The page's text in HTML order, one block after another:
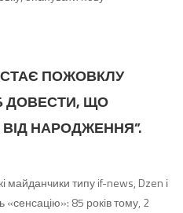
витримка, дисципліна та
завдання. Тут […]
ПОЖОВКЛУ
ДОВЕСТИ, ЩО
НАРОДЖЕННЯ”.
майданчики типу if-news, Dzen і
«сенсацію»: 85 років тому, 2